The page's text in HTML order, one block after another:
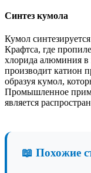
Синтез кумола
Кумол
Крафтса, где
хлорида алюминия в
производит катион
образуя кумол,
Промышленное
является
📖 Похожие